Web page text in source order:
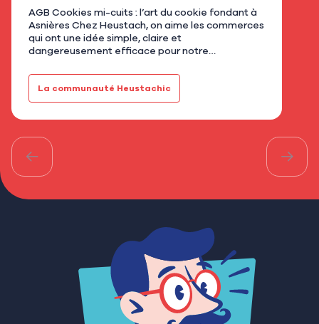
AGB Cookies mi-cuits : l’art du cookie fondant à
Asnières Chez Heustach, on aime les commerces
qui ont une idée simple, claire et
dangereusement efficace pour notre
installé au 21 rue de Bretagne à As…
La communauté Heustachic